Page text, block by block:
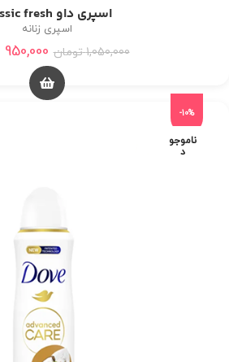
اسپری داو classic fresh
اسپری زنانه
1,050,000 تومان 950,000
-10%
ناموجو
د